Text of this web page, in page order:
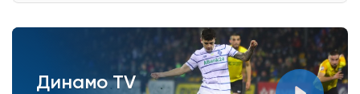
Динамо TV